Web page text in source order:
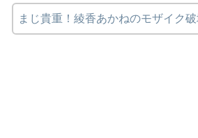
まじ貴重！綾香あかねのモザイク破